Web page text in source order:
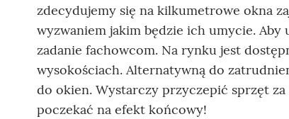
zdecydujemy się na kilkumetrowe okna
wyzwaniem jakim będzie ich umycie.
zadanie fachowcom. Na rynku jest
wysokościach. Alternatywną do
do okien. Wystarczy przyczepić sprzęt
poczekać na efekt końcowy!